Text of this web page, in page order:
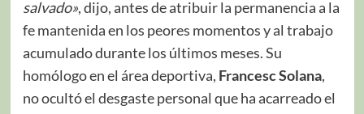
salvado», dijo, antes de atribuir la permanencia a la
fe mantenida en los peores momentos y al trabajo
acumulado durante los últimos meses. Su
homólogo en el área deportiva, Francesc Solana,
no ocultó el desgaste personal que ha acarreado el